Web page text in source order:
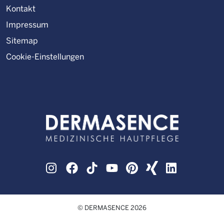
Kontakt
Impressum
Sitemap
Cookie-Einstellungen
© DERMASENCE 2026